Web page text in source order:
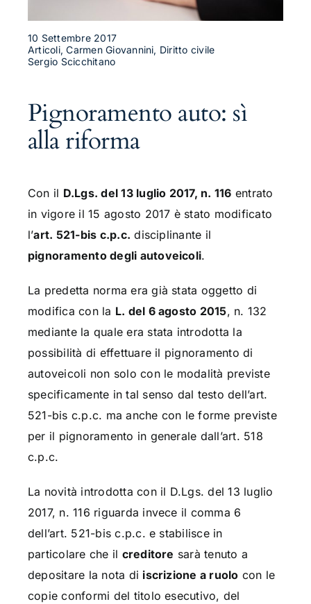
10 Settembre 2017
Articoli, Carmen Giovannini, Diritto civile
Sergio Scicchitano
Pignoramento auto: sì
alla riforma
Con il D.Lgs. del 13 luglio 2017, n. 116 entrato
in vigore il 15 agosto 2017 è stato modificato
l’art. 521-bis c.p.c. disciplinante il
pignoramento degli autoveicoli.
La predetta norma era già stata oggetto di
modifica con la L. del 6 agosto 2015, n. 132
mediante la quale era stata introdotta la
possibilità di effettuare il pignoramento di
autoveicoli non solo con le modalità previste
specificamente in tal senso dal testo dell’art.
521-bis c.p.c. ma anche con le forme previste
per il pignoramento in generale dall’art. 518
c.p.c.
La novità introdotta con il D.Lgs. del 13 luglio
2017, n. 116 riguarda invece il comma 6
dell’art. 521-bis c.p.c. e stabilisce in
particolare che il creditore sarà tenuto a
depositare la nota di iscrizione a ruolo con le
copie conformi del titolo esecutivo, del